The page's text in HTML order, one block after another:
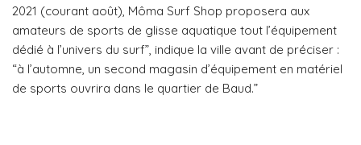
2021 (courant août), Môma Surf Shop proposera aux
amateurs de sports de glisse aquatique tout l’équipement
dédié à l’univers du surf”, indique la ville avant de préciser :
“à l’automne, un second magasin d’équipement en matériel
de sports ouvrira dans le quartier de Baud.”